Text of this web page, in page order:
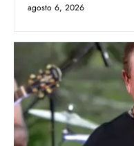
agosto 6, 2026